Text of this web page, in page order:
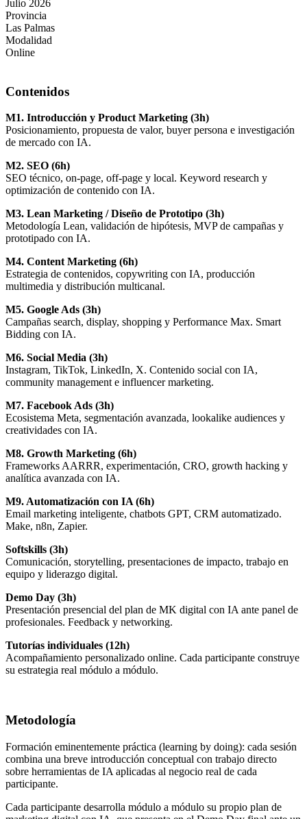
Julio 2026
Provincia
Las Palmas
Modalidad
Online
Contenidos
M1. Introducción y Product Marketing (3h)
Posicionamiento, propuesta de valor, buyer persona e investigación
de mercado con IA.
M2. SEO (6h)
SEO técnico, on-page, off-page y local. Keyword research y
optimización de contenido con IA.
M3. Lean Marketing / Diseño de Prototipo (3h)
Metodología Lean, validación de hipótesis, MVP de campañas y
prototipado con IA.
M4. Content Marketing (6h)
Estrategia de contenidos, copywriting con IA, producción
multimedia y distribución multicanal.
M5. Google Ads (3h)
Campañas search, display, shopping y Performance Max. Smart
Bidding con IA.
M6. Social Media (3h)
Instagram, TikTok, LinkedIn, X. Contenido social con IA,
community management e influencer marketing.
M7. Facebook Ads (3h)
Ecosistema Meta, segmentación avanzada, lookalike audiences y
creatividades con IA.
M8. Growth Marketing (6h)
Frameworks AARRR, experimentación, CRO, growth hacking y
analítica avanzada con IA.
M9. Automatización con IA (6h)
Email marketing inteligente, chatbots GPT, CRM automatizado.
Make, n8n, Zapier.
Softskills (3h)
Comunicación, storytelling, presentaciones de impacto, trabajo en
equipo y liderazgo digital.
Demo Day (3h)
Presentación presencial del plan de MK digital con IA ante panel de
profesionales. Feedback y networking.
Tutorías individuales (12h)
Acompañamiento personalizado online. Cada participante construye
su estrategia real módulo a módulo.
Metodología
Formación eminentemente práctica (learning by doing): cada sesión
combina una breve introducción conceptual con trabajo directo
sobre herramientas de IA aplicadas al negocio real de cada
participante.
Cada participante desarrolla módulo a módulo su propio plan de